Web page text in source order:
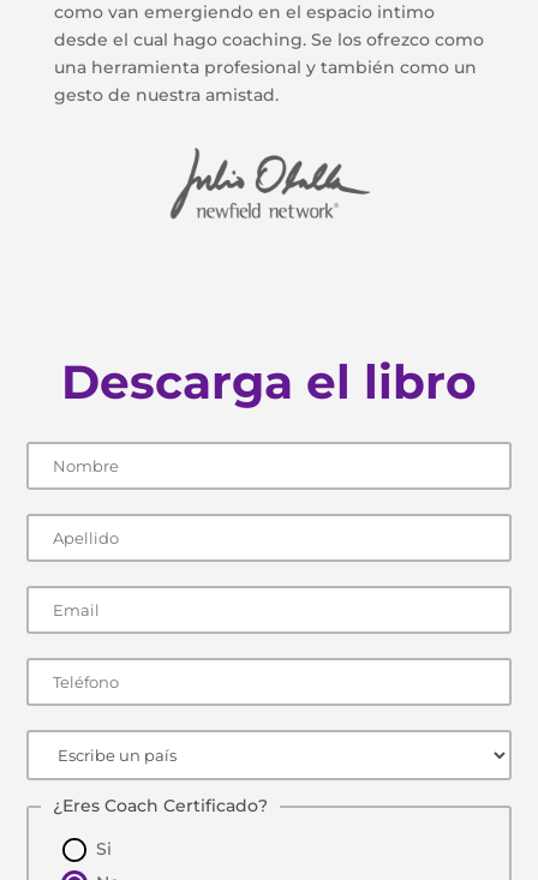
como van emergiendo en el espacio intimo
desde el cual hago coaching. Se los ofrezco como
una herramienta profesional y también como un
gesto de nuestra amistad.
Descarga el libro
¿Eres Coach Certificado?
Si